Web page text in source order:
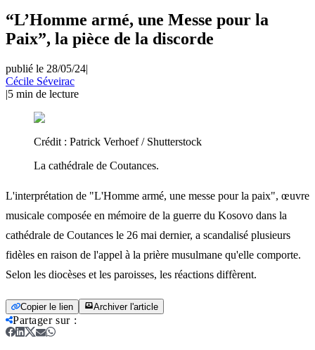
“L’Homme armé, une Messe pour la
Paix”, la pièce de la discorde
publié le 28/05/24|
Cécile Séveirac
|5 min de lecture
Crédit : Patrick Verhoef / Shutterstock
La cathédrale de Coutances.
L'interprétation de "L'Homme armé, une messe pour la paix", œuvre
musicale composée en mémoire de la guerre du Kosovo dans la
cathédrale de Coutances le 26 mai dernier, a scandalisé plusieurs
fidèles en raison de l'appel à la prière musulmane qu'elle comporte.
Selon les diocèses et les paroisses, les réactions diffèrent.
Copier le lien Archiver l'article
Partager sur: